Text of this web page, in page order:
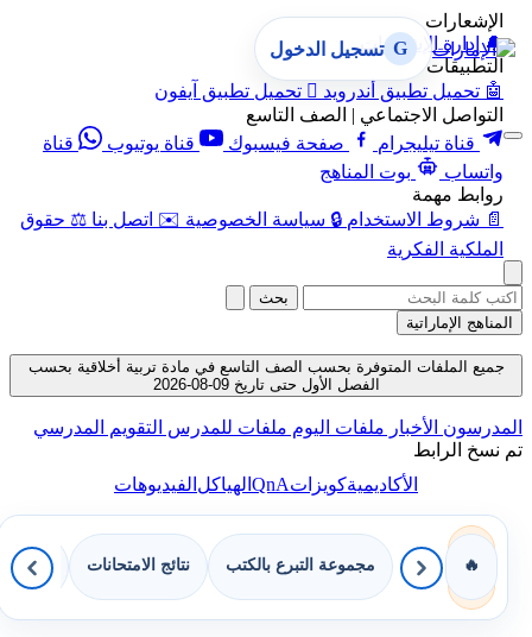
الإشعارات
🔔 إدارة الإشعارات
التطبيقات
🤖 تحميل تطبيق أندرويد  تحميل تطبيق آيفون
التواصل الاجتماعي | الصف التاسع
قناة تيليجرام
صفحة فيسبوك قناة يوتيوب
قناة
واتساب
بوت المناهج
روابط مهمة
📄 شروط الاستخدام 🔒 سياسة الخصوصية ✉️ اتصل بنا ⚖️ حقوق
الملكية الفكرية
G تسجيل الدخول
بحث
المناهج الإماراتية
جميع الملفات المتوفرة بحسب الصف التاسع في مادة تربية أخلاقية بحسب
الفصل الأول حتى تاريخ 09-08-2026
المدرسون الأخبار ملفات اليوم ملفات للمدرس التقويم المدرسي
تم نسخ الرابط
الأكاديميةكويزاتQnAالهياكلالفيديوهات
🔥 مجموعة التبرع بالكتب نتائج الامتحانات